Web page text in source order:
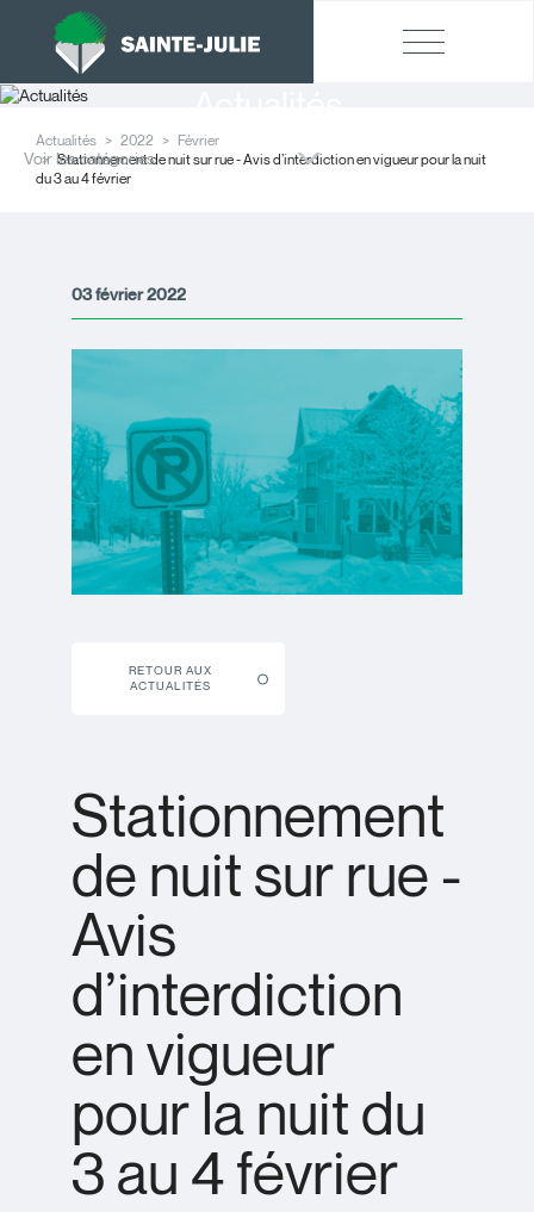
Actualités 2022
Février
Stationnement de nuit sur rue - Avis d’interdiction en vigueur pour la nuit
du 3 au 4 février
Voir les catégories
03 février 2022
RETOUR AUX
ACTUALITÉS
Stationnement
de nuit sur rue -
Avis
d’interdiction
en vigueur
pour la nuit du
3 au 4 février